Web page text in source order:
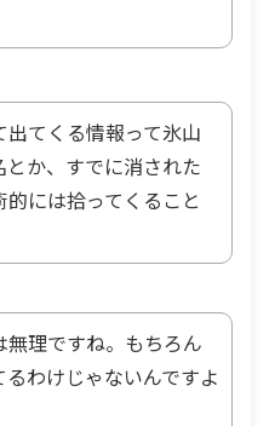
出てくる情報って氷山
とか、すでに消された
には拾ってくること
無理ですね。もちろん
わけじゃないんですよ